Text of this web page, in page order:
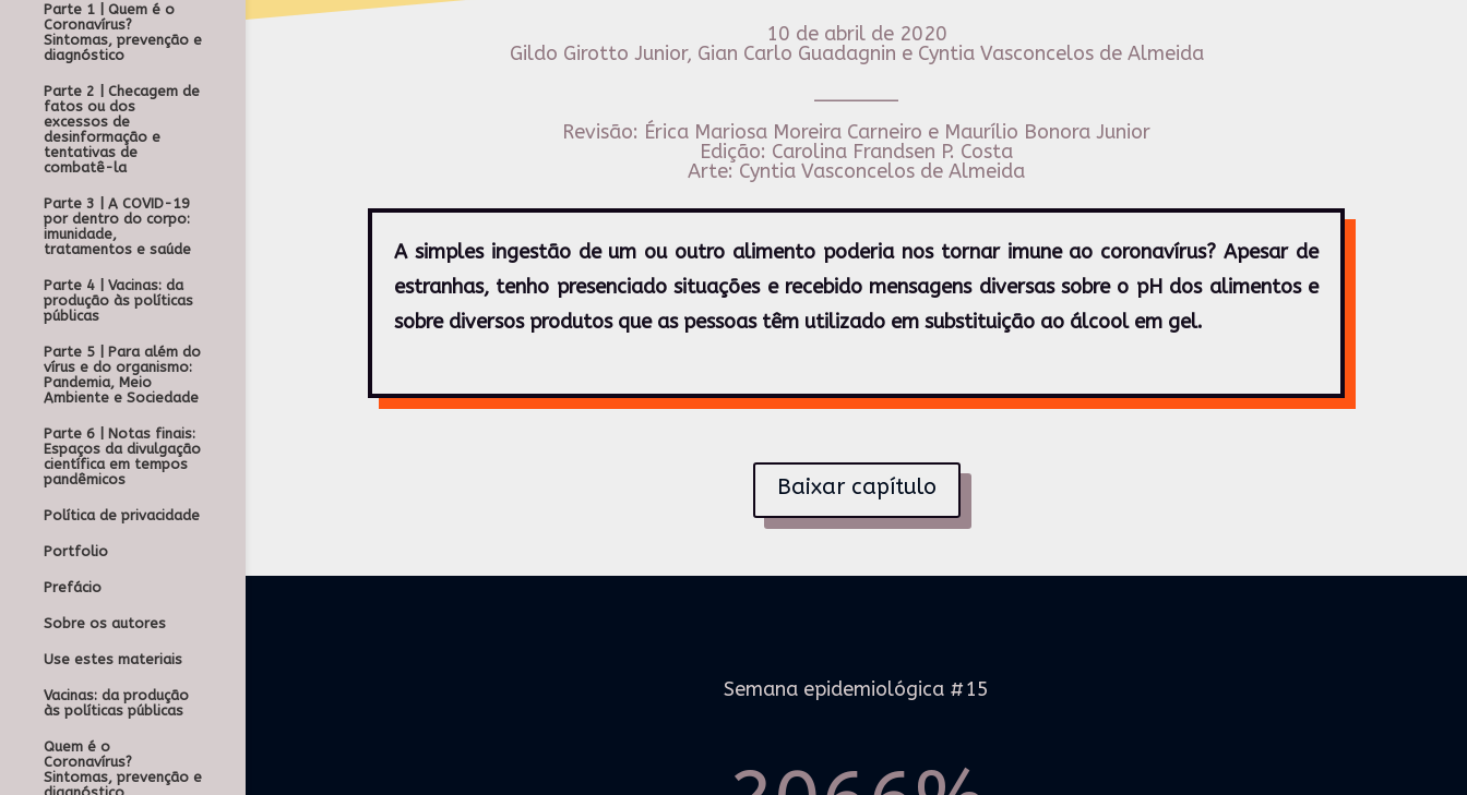
Parte 1 | Quem é o
Coronavírus?
Sintomas, prevenção e
diagnóstico
Parte 2 | Checagem de
fatos ou dos
excessos de
desinformação e
tentativas de
combatê-la
Parte 3 | A COVID-19
por dentro do corpo:
imunidade,
tratamentos e saúde
Parte 4 | Vacinas: da
produção às políticas
públicas
Parte 5 | Para além do
vírus e do organismo:
Pandemia, Meio
Ambiente e Sociedade
Parte 6 | Notas finais:
Espaços da divulgação
científica em tempos
pandêmicos
Política de privacidade
Portfolio
Prefácio
Sobre os autores
Use estes materiais
Vacinas: da produção
às políticas públicas
Quem é o
Coronavírus?
Sintomas, prevenção e
10 de abril de 2020
Gildo Girotto Junior, Gian Carlo Guadagnin e Cyntia Vasconcelos de Almeida
Revisão: Érica Mariosa Moreira Carneiro e Maurílio Bonora Junior
Edição: Carolina Frandsen P. Costa
Arte: Cyntia Vasconcelos de Almeida
A simples ingestão de um ou outro alimento poderia nos tornar imune ao coronavírus? Apesar de
estranhas, tenho presenciado situações e recebido mensagens diversas sobre o pH dos alimentos e
sobre diversos produtos que as pessoas têm utilizado em substituição ao álcool em gel.
Baixar capítulo
Semana epidemiológica #15